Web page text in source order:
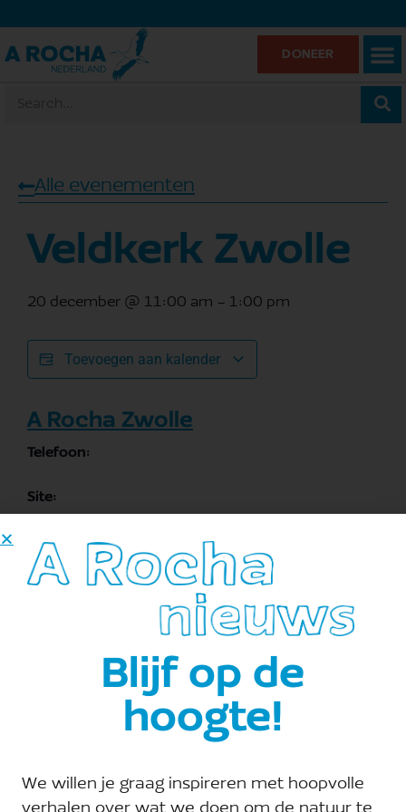
DONEER
Alle evenementen
Veldkerk Zwolle
20 december @ 11:00 am - 1:00 pm
Toevoegen aan kalender
A Rocha Zwolle
Telefoon:
Site:
E-mail:
zwolle@arocha.org
Blijf op de
hoogte!
We willen je graag inspireren met hoopvolle